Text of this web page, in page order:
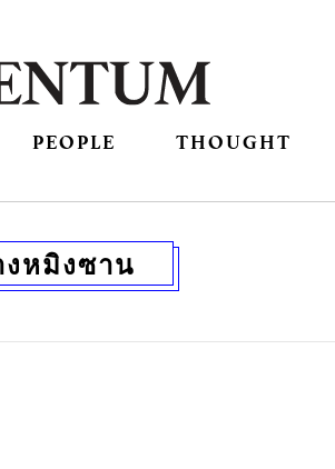
PEOPLE THOUGHT
หมิงซาน